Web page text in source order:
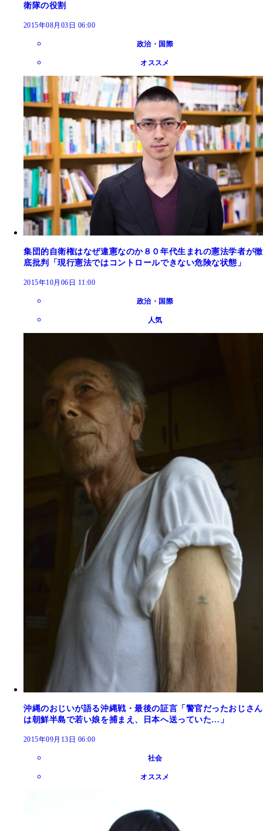
衛隊の役割
2015年08月03日 06:00
政治・国際
オススメ
集団的自衛権はなぜ違憲なのか８０年代生まれの憲法学者が徹
底批判「現行憲法ではコントロールできない危険な状態」
2015年10月06日 11:00
政治・国際
人気
沖縄のおじいが語る沖縄戦・最後の証言「警官だったおじさん
は朝鮮半島で若い娘を捕まえ、日本へ送っていた…」
2015年09月13日 06:00
社会
オススメ